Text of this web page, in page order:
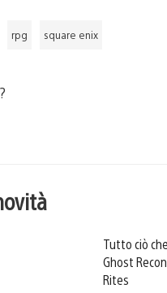
rpg square enix
Tutto ciò
Ghost
Rites